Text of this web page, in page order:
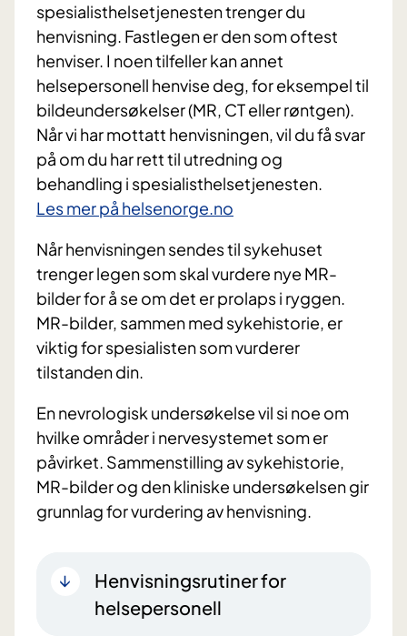
spesialisthelsetjenesten trenger du
henvisning. Fastlegen er den som oftest
henviser. I noen tilfeller kan annet
helsepersonell henvise deg, for eksempel til
bildeundersøkelser (MR, CT eller røntgen).
Når vi har mottatt henvisningen, vil du få svar
på om du har rett til utredning og
behandling i spesialisthelsetjenesten.
Les mer på helsenorge.no
Når henvisningen sendes til sykehuset
trenger legen som skal vurdere nye MR-
bilder for å se om det er prolaps i ryggen.
MR-bilder, sammen med sykehistorie, er
viktig for spesialisten som vurderer
tilstanden din.
En nevrologisk undersøkelse vil si noe om
hvilke områder i nervesystemet som er
påvirket. Sammenstilling av sykehistorie,
MR-bilder og den kliniske undersøkelsen gir
grunnlag for vurdering av henvisning.
Henvisningsrutiner for
helsepersonell